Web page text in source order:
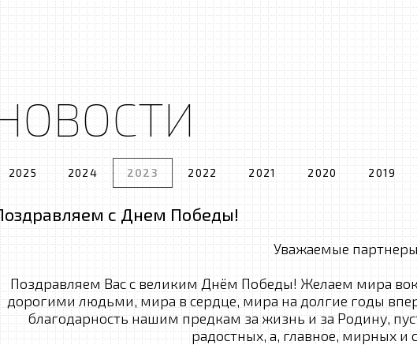
2025 2024 2023 2022 2021 2020 2019
с Днем Победы!
Уважаемые
Поздравляем Вас с великим Днём Победы! Желаем мира
дорогими людьми, мира в сердце, мира на долгие годы
благодарность нашим предкам за жизнь и за Родину,
радостных, а, главное, мирных и